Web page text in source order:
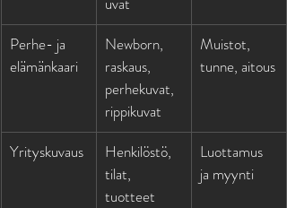
Perhe- ja
elämänkaari
Newborn,
raskaus,
perhekuvat,
rippikuvat
Muistot,
tunne, aitous
Yrityskuvaus
Henkilöstö,
tilat,
tuotteet
Luottamus
ja myynti